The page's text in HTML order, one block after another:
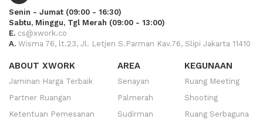
Senin - Jumat (09:00 - 16:30)
Sabtu, Minggu, Tgl Merah (09:00 - 13:00)
E. cs@xwork.co
A. Wisma 76, lt.23, Jl. Letjen S.Parman Kav.76, Slipi Jakarta 11410
ABOUT XWORK
Jaminan Harga Terbaik
Partner Ruangan
Ketentuan Pemesanan
AREA
Senayan
Palmerah
Sudirman
KEGUNAAN
Ruang Meeting
Shooting
Ruang Serbaguna